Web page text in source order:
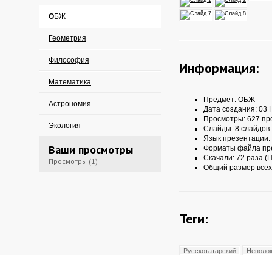
ОБЖ
Геометрия
Философия
Математика
Астрономия
Экология
Ваши просмотры
Просмотры (1)
Информация:
Предмет: ОБЖ
Дата создания: 03
Просмотры: 627
Слайды: 8 слайдов
Язык презентации:
Форматы файла
Скачали: 72 раза
Общий размер
Теги:
Русскотатарский